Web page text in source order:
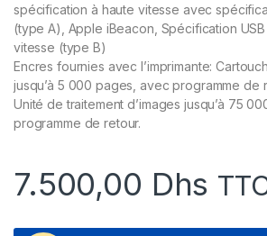
spécification à haute vitesse avec
(type A), Apple iBeacon, Spécification
vitesse (type B)
Encres fournies avec l’imprimante:
jusqu’à 5 000 pages, avec programme de
Unité de traitement d’images jusqu’à 75
programme de retour.
7.500,00 Dhs